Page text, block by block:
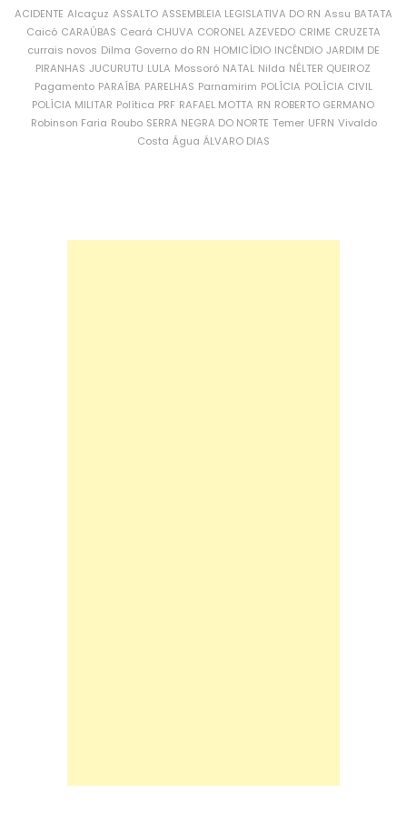
ACIDENTE Alcaçuz ASSALTO ASSEMBLEIA LEGISLATIVA DO RN Assu BATATA
Caicó CARAÚBAS Ceará CHUVA CORONEL AZEVEDO CRIME CRUZETA
currais novos Dilma Governo do RN HOMICÍDIO INCÊNDIO JARDIM DE
PIRANHAS JUCURUTU LULA Mossoró NATAL Nilda NÉLTER QUEIROZ
Pagamento PARAÍBA PARELHAS Parnamirim POLÍCIA POLÍCIA CIVIL
POLÍCIA MILITAR Política PRF RAFAEL MOTTA RN ROBERTO GERMANO
Robinson Faria Roubo SERRA NEGRA DO NORTE Temer UFRN Vivaldo
Costa Água ÁLVARO DIAS